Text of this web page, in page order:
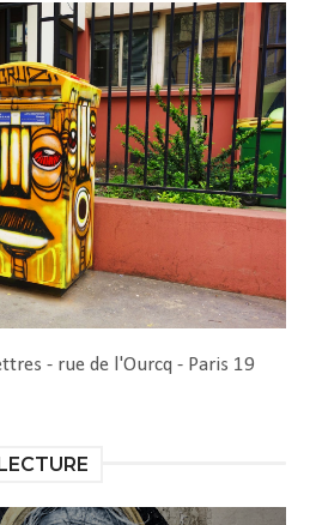
- rue de l'Ourcq - Paris 19